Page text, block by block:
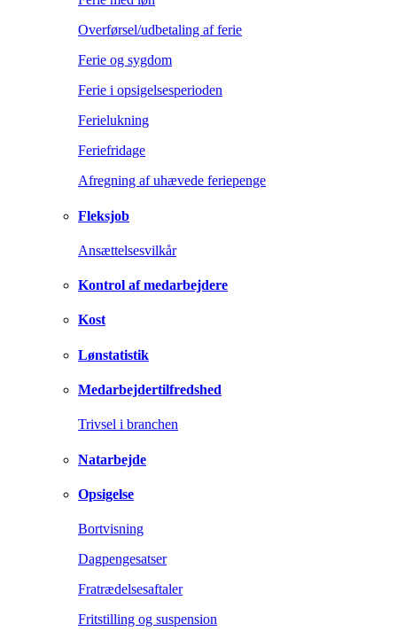
Overførsel/udbetaling af ferie
Ferie og sygdom
Ferie i opsigelsesperioden
Ferielukning
Feriefridage
Afregning af uhævede feriepenge
Fleksjob
Ansættelsesvilkår
Kontrol af medarbejdere
Kost
Lønstatistik
Medarbejdertilfredshed
Trivsel i branchen
Natarbejde
Opsigelse
Bortvisning
Dagpengesatser
Fratrædelsesaftaler
Fritstilling og suspension